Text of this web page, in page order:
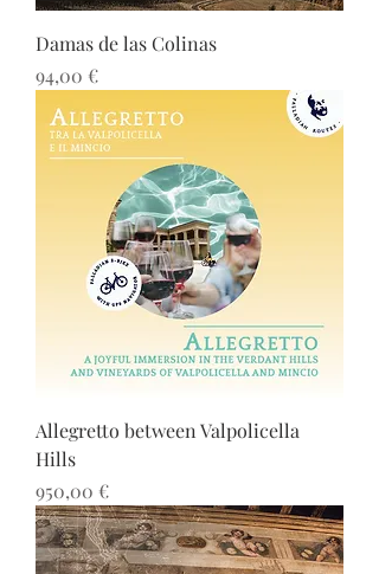
Damas de las Colinas
Precio
94,00 €
Allegretto between Valpolicella
Hills
Precio
950,00 €